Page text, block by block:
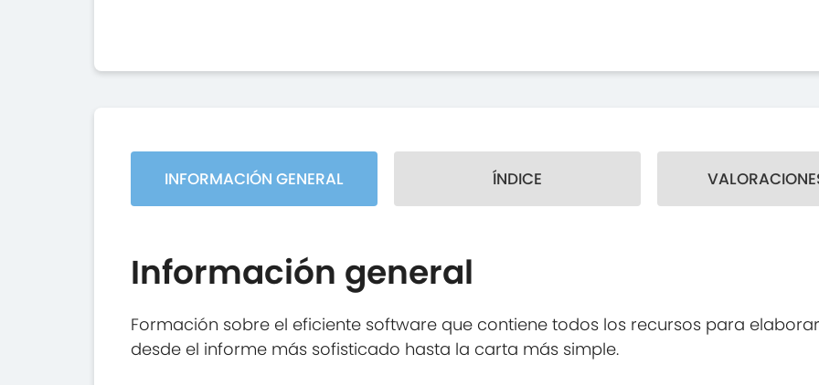
INFORMACIÓN GENERAL ÍNDICE
Información general
Formación sobre el eficiente software que contiene todos los recursos para
desde el informe más sofisticado hasta la carta más simple.